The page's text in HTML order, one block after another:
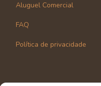
Aluguel Comercial
FAQ
Política de privacidade